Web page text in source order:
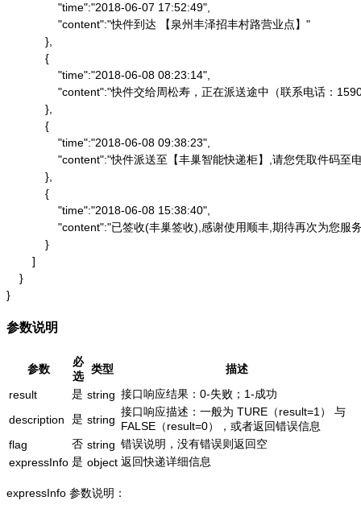
                "time":"2018-06-07 17:52:49",
                "content":"快件到达 【泉州丰泽招丰村路营业点】"
            },
            {
                "time":"2018-06-08 08:23:14",
"content":"快件交给周松寿，正在派送途中（联系电话：
            },
            {
                "time":"2018-06-08 09:38:23",
"content":"快件派送至【丰巢智能快递柜】,请您凭取件
            },
            {
                "time":"2018-06-08 15:38:40",
"content":"已签收(丰巢签收),感谢使用顺丰,期待再次为您服
            }
        ]
    }
}
参数说明
参数
必
选
类型
描述
result
是 string 接口响应结果：0-失败；1-成功
description
是 string
接口响应描述：一般为 TURE（result=1） 与
FALSE（result=0），或者返回错误信息
flag
否 string 错误说明，没有错误则返回空
expressInfo 是 object 返回快递详细信息
expressInfo 参数说明：